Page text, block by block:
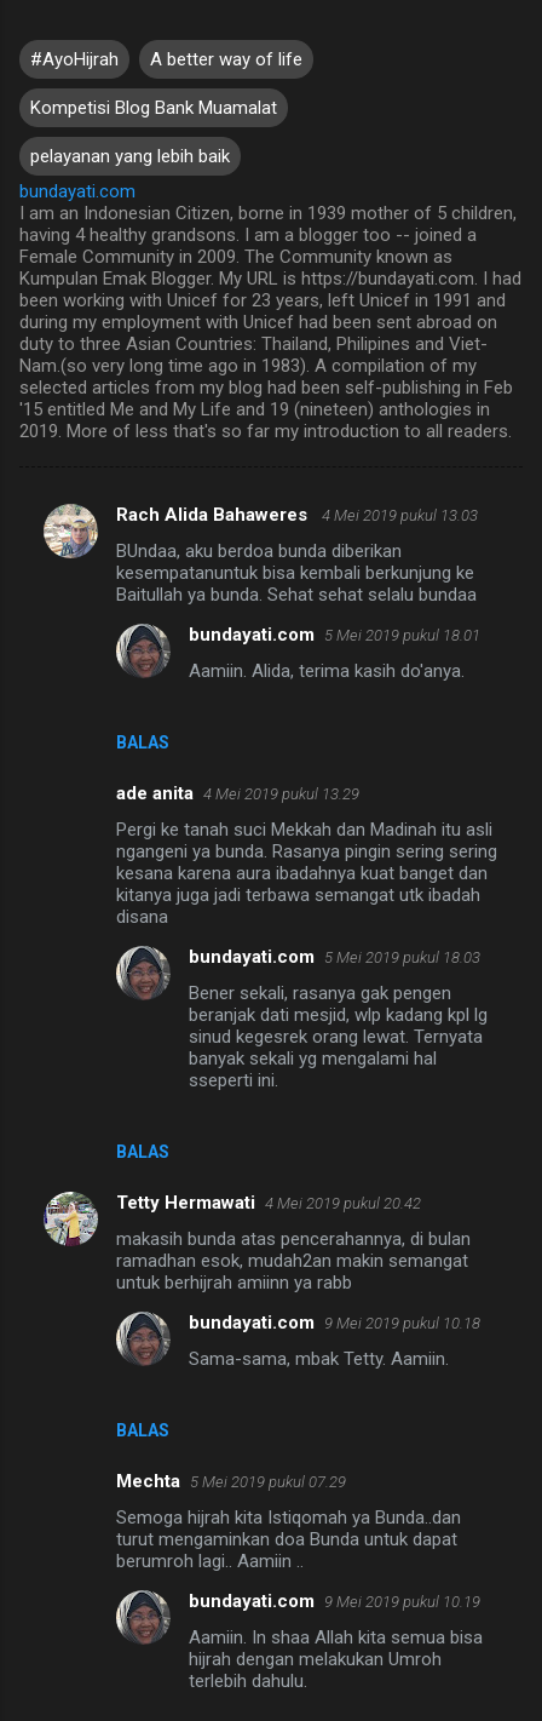
#AyoHijrah A better way of life
Kompetisi Blog Bank Muamalat
pelayanan yang lebih baik
bundayati.com
I am an Indonesian Citizen, borne in 1939 mother of 5 children,
having 4 healthy grandsons. I am a blogger too -- joined a
Female Community in 2009. The Community known as
Kumpulan Emak Blogger. My URL is https://bundayati.com. I had
been working with Unicef for 23 years, left Unicef in 1991 and
during my employment with Unicef had been sent abroad on
duty to three Asian Countries: Thailand, Philipines and Viet-
Nam.(so very long time ago in 1983). A compilation of my
selected articles from my blog had been self-publishing in Feb
'15 entitled Me and My Life and 19 (nineteen) anthologies in
2019. More of less that's so far my introduction to all readers.
K
o
Rach Alida Bahaweres 4 Mei 2019 pukul 13.03
BUndaa, aku berdoa bunda diberikan
kesempatanuntuk bisa kembali berkunjung ke
Baitullah ya bunda. Sehat sehat selalu bundaa
BALAS
bundayati.com 5 Mei 2019 pukul 18.01
Aamiin. Alida, terima kasih do'anya.
ade anita 4 Mei 2019 pukul 13.29
Pergi ke tanah suci Mekkah dan Madinah itu asli
ngangeni ya bunda. Rasanya pingin sering sering
kesana karena aura ibadahnya kuat banget dan
kitanya juga jadi terbawa semangat utk ibadah
disana
BALAS
bundayati.com 5 Mei 2019 pukul 18.03
Bener sekali, rasanya gak pengen
beranjak dati mesjid, wlp kadang kpl lg
sinud kegesrek orang lewat. Ternyata
banyak sekali yg mengalami hal
sseperti ini.
Tetty Hermawati 4 Mei 2019 pukul 20.42
makasih bunda atas pencerahannya, di bulan
ramadhan esok, mudah2an makin semangat
untuk berhijrah amiinn ya rabb
BALAS
bundayati.com 9 Mei 2019 pukul 10.18
Sama-sama, mbak Tetty. Aamiin.
Mechta 5 Mei 2019 pukul 07.29
Semoga hijrah kita Istiqomah ya Bunda..dan
turut mengaminkan doa Bunda untuk dapat
berumroh lagi.. Aamiin ..
bundayati.com 9 Mei 2019 pukul 10.19
Aamiin. In shaa Allah kita semua bisa
hijrah dengan melakukan Umroh
terlebih dahulu.